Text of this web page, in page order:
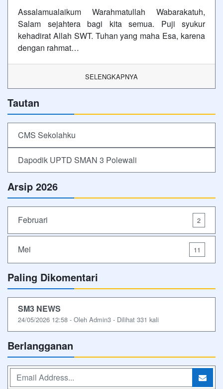
Assalamualaikum Warahmatullah Wabarakatuh,
Salam sejahtera bagi kita semua. Puji syukur
kehadirat Allah SWT. Tuhan yang maha Esa, karena
dengan rahmat…
SELENGKAPNYA
Tautan
CMS Sekolahku
Dapodik UPTD SMAN 3 Polewali
Arsip 2026
Februari 2
Mei 11
Paling Dikomentari
SM3 NEWS
24/05/2026 12:58 - Oleh Admin3 - Dilihat 331 kali
Berlangganan